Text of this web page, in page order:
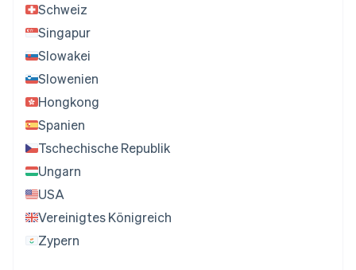
Schweiz
Singapur
Slowakei
Slowenien
Hongkong
Spanien
Tschechische Republik
Ungarn
USA
Vereinigtes Königreich
Zypern